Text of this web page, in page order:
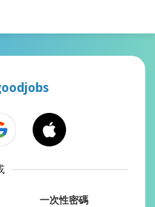
一次性密碼